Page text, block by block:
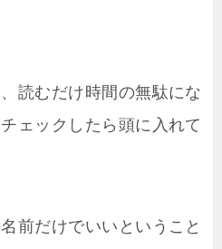
読むだけ時間の無駄にな
ェックしたら頭に入れて
前だけでいいということ